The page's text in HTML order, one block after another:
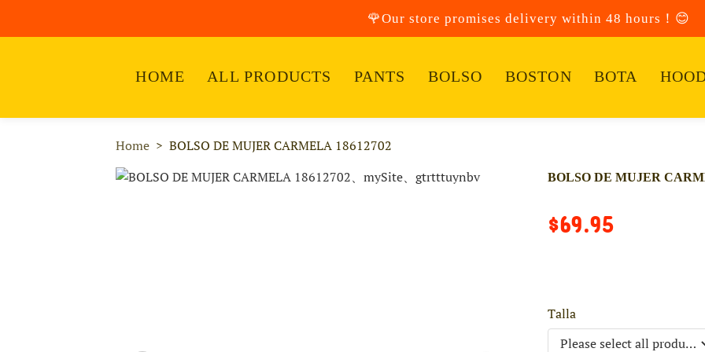
HOME ALL PRODUCTS PANTS BOLSO BOSTON BOTA
🌹Our store promises delivery within 48 hours！😊
Home BOLSO DE MUJER CARMELA 18612702
BOLSO DE MUJER
$69.95
Talla